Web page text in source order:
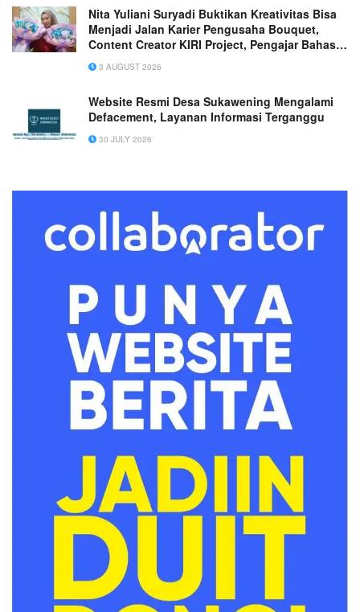
Nita Yuliani Suryadi Buktikan Kreativitas Bisa
Menjadi Jalan Karier Pengusaha Bouquet,
Content Creator KIRI Project, Pengajar Bahasa
Jepang, hingga Guru PPPK yang
Menginspirasi Banyak Orang
3 AUGUST 2026
Website Resmi Desa Sukawening Mengalami
Defacement, Layanan Informasi Terganggu
30 JULY 2026